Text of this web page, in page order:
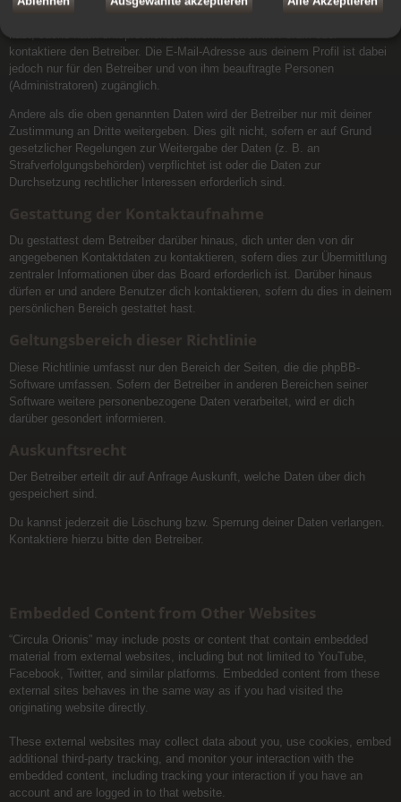
kontaktiere den Betreiber. Die E-Mail-Adresse aus deinem Profil ist dabei
jedoch nur für den Betreiber und von ihm beauftragte Personen
(Administratoren) zugänglich.
Andere als die oben genannten Daten wird der Betreiber nur mit deiner
Zustimmung an Dritte weitergeben. Dies gilt nicht, sofern er auf Grund
gesetzlicher Regelungen zur Weitergabe der Daten (z. B. an
Strafverfolgungsbehörden) verpflichtet ist oder die Daten zur
Durchsetzung rechtlicher Interessen erforderlich sind.
Gestattung der Kontaktaufnahme
Du gestattest dem Betreiber darüber hinaus, dich unter den von dir
angegebenen Kontaktdaten zu kontaktieren, sofern dies zur Übermittlung
zentraler Informationen über das Board erforderlich ist. Darüber hinaus
dürfen er und andere Benutzer dich kontaktieren, sofern du dies in deinem
persönlichen Bereich gestattet hast.
Geltungsbereich dieser Richtlinie
Diese Richtlinie umfasst nur den Bereich der Seiten, die die phpBB-
Software umfassen. Sofern der Betreiber in anderen Bereichen seiner
Software weitere personenbezogene Daten verarbeitet, wird er dich
darüber gesondert informieren.
Auskunftsrecht
Der Betreiber erteilt dir auf Anfrage Auskunft, welche Daten über dich
gespeichert sind.
Du kannst jederzeit die Löschung bzw. Sperrung deiner Daten verlangen.
Kontaktiere hierzu bitte den Betreiber.
Embedded Content from Other Websites
“Circula Orionis” may include posts or content that contain embedded
material from external websites, including but not limited to YouTube,
Facebook, Twitter, and similar platforms. Embedded content from these
external sites behaves in the same way as if you had visited the
originating website directly.
These external websites may collect data about you, use cookies, embed
additional third-party tracking, and monitor your interaction with the
embedded content, including tracking your interaction if you have an
account and are logged in to that website.